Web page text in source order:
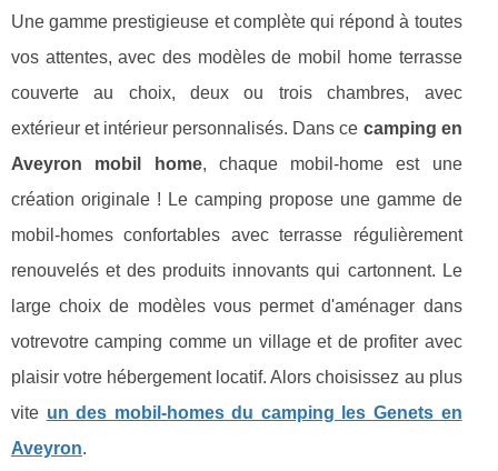
Une gamme prestigieuse et complète qui répond à toutes
vos attentes, avec des modèles de mobil home terrasse
couverte au choix, deux ou trois chambres, avec
extérieur et intérieur personnalisés. Dans ce camping en
Aveyron mobil home, chaque mobil-home est une
création originale ! Le camping propose une gamme de
mobil-homes confortables avec terrasse régulièrement
renouvelés et des produits innovants qui cartonnent. Le
large choix de modèles vous permet d'aménager dans
votrevotre camping comme un village et de profiter avec
plaisir votre hébergement locatif. Alors choisissez au plus
vite un des mobil-homes du camping les Genets en
Aveyron.